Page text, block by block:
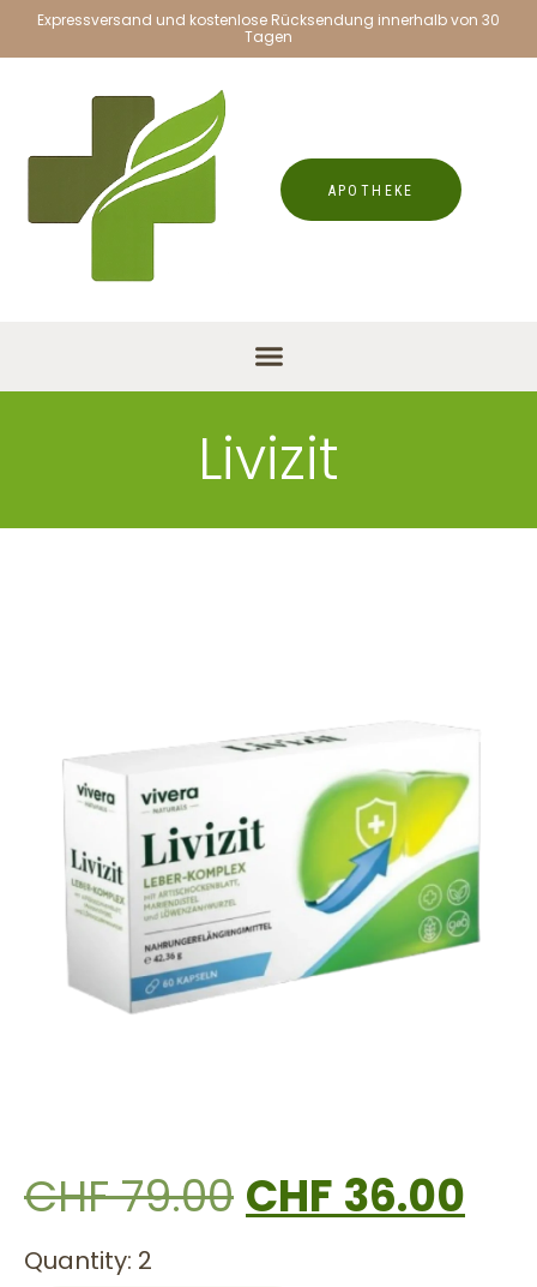
Expressversand und kostenlose Rücksendung innerhalb von 30
Tagen
APOTHEKE
Livizit
CHF79.00CHF36.00
Quantity: 2